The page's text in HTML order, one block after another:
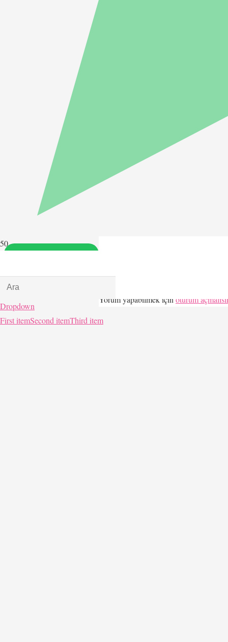
Dropdown
First itemSecond itemThird item
Yorum yapabilmek için oturum